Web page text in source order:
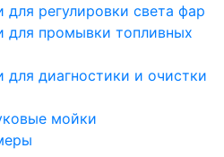
для регулировки света фар
для промывки топливных
для диагностики и очистки
мойки